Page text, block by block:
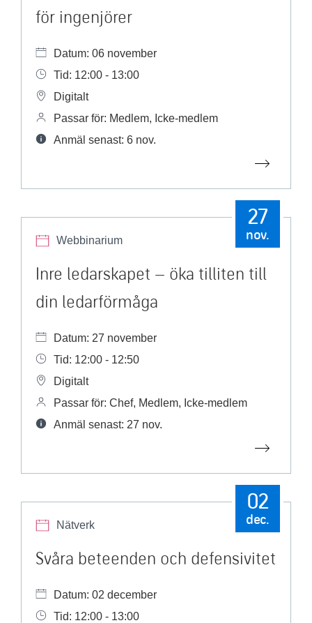
för ingenjörer
Datum: 06 november
Tid: 12:00 - 13:00
Digitalt
Passar för: Medlem, Icke-medlem
Anmäl senast: 6 nov.
Webbinarium
27
nov.
Inre ledarskapet – öka tilliten till
din ledarförmåga
Datum: 27 november
Tid: 12:00 - 12:50
Digitalt
Passar för: Chef, Medlem, Icke-medlem
Anmäl senast: 27 nov.
Nätverk
02
dec.
Svåra beteenden och defensivitet
Datum: 02 december
Tid: 12:00 - 13:00